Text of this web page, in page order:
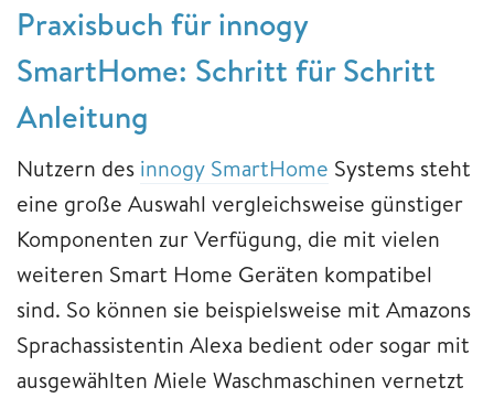
Praxisbuch für innogy
SmartHome: Schritt für Schritt
Anleitung
Nutzern des innogy SmartHome Systems steht
eine große Auswahl vergleichsweise günstiger
Komponenten zur Verfügung, die mit vielen
weiteren Smart Home Geräten kompatibel
sind. So können sie beispielsweise mit Amazons
Sprachassistentin Alexa bedient oder sogar mit
ausgewählten Miele Waschmaschinen vernetzt